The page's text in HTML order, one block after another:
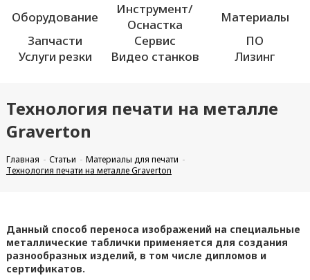
Оборудование
Инструмент/
Оснастка
Материалы
Запчасти
Сервис
ПО
Услуги резки
Видео станков Лизинг
Технология печати на металле
Graverton
Главная Статьи
Материалы для печати
Технология печати на металле Graverton
Данный способ переноса изображений на специальные
металлические таблички применяется для создания
разнообразных изделий, в том числе дипломов и
сертификатов.